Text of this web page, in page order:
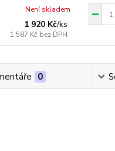
1 920 Kč/ks
1 587 Kč bez DPH
Není skladem
0